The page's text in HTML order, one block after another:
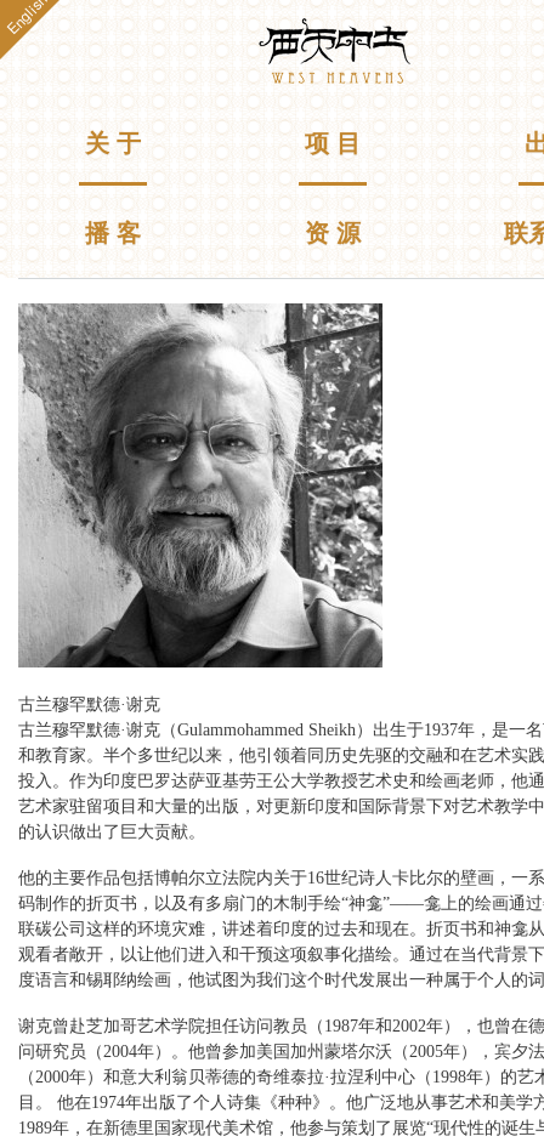
跳
转
到
主
要
内
容
Westheavens
English
主菜单 关 于 项 目
播 客 资 源 联
你在这里
古兰穆罕默德·谢克
古兰穆罕默德·谢克（Gulammohammed Sheikh）出生于1937年，是一
和教育家。半个多世纪以来，他引领着同历史先驱的交融和在艺术实
投入。作为印度巴罗达萨亚基劳王公大学教授艺术史和绘画老师，他
艺术家驻留项目和大量的出版，对更新印度和国际背景下对艺术教学
的认识做出了巨大贡献。
他的主要作品包括博帕尔立法院内关于16世纪诗人卡比尔的壁画，一
码制作的折页书，以及有多扇门的木制手绘“神龛”——龛上的绘画通
联碳公司这样的环境灾难，讲述着印度的过去和现在。折页书和神龛
观看者敞开，以让他们进入和干预这项叙事化描绘。通过在当代背景
度语言和锡耶纳绘画，他试图为我们这个时代发展出一种属于个人的
谢克曾赴芝加哥艺术学院担任访问教员（1987年和2002年），也曾在
问研究员（2004年）。他曾参加美国加州蒙塔尔沃（2005年），宾夕
（2000年）和意大利翁贝蒂德的奇维泰拉·拉涅利中心（1998年）的艺
目。 他在1974年出版了个人诗集《种种》。他广泛地从事艺术和美学
1989年，在新德里国家现代美术馆，他参与策划了展览“现代性的诞生